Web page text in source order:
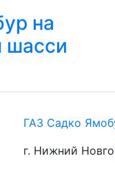
на
шасси
ГАЗ Садко
г. Нижний